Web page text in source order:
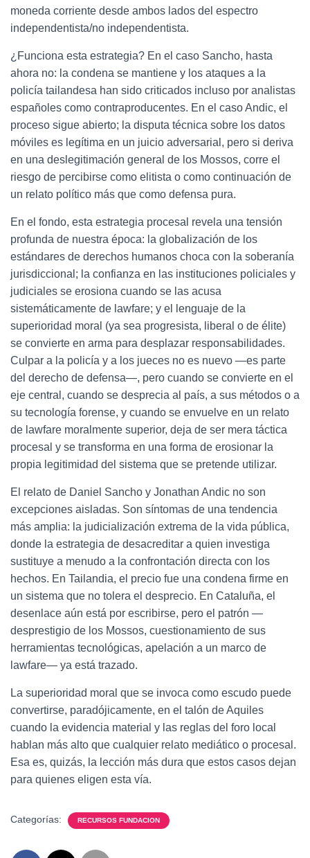
moneda corriente desde ambos lados del espectro
independentista/no independentista.
¿Funciona esta estrategia? En el caso Sancho, hasta
ahora no: la condena se mantiene y los ataques a la
policía tailandesa han sido criticados incluso por analistas
españoles como contraproducentes. En el caso Andic, el
proceso sigue abierto; la disputa técnica sobre los datos
móviles es legítima en un juicio adversarial, pero si deriva
en una deslegitimación general de los Mossos, corre el
riesgo de percibirse como elitista o como continuación de
un relato político más que como defensa pura.
En el fondo, esta estrategia procesal revela una tensión
profunda de nuestra época: la globalización de los
estándares de derechos humanos choca con la soberanía
jurisdiccional; la confianza en las instituciones policiales y
judiciales se erosiona cuando se las acusa
sistemáticamente de lawfare; y el lenguaje de la
superioridad moral (ya sea progresista, liberal o de élite)
se convierte en arma para desplazar responsabilidades.
Culpar a la policía y a los jueces no es nuevo —es parte
del derecho de defensa—, pero cuando se convierte en el
eje central, cuando se desprecia al país, a sus métodos o a
su tecnología forense, y cuando se envuelve en un relato
de lawfare moralmente superior, deja de ser mera táctica
procesal y se transforma en una forma de erosionar la
propia legitimidad del sistema que se pretende utilizar.
El relato de Daniel Sancho y Jonathan Andic no son
excepciones aisladas. Son síntomas de una tendencia
más amplia: la judicialización extrema de la vida pública,
donde la estrategia de desacreditar a quien investiga
sustituye a menudo a la confrontación directa con los
hechos. En Tailandia, el precio fue una condena firme en
un sistema que no tolera el desprecio. En Cataluña, el
desenlace aún está por escribirse, pero el patrón —
desprestigio de los Mossos, cuestionamiento de sus
herramientas tecnológicas, apelación a un marco de
lawfare— ya está trazado.
La superioridad moral que se invoca como escudo puede
convertirse, paradójicamente, en el talón de Aquiles
cuando la evidencia material y las reglas del foro local
hablan más alto que cualquier relato mediático o procesal.
Esa es, quizás, la lección más dura que estos casos dejan
para quienes eligen esta vía.
Categorías: RECURSOS FUNDACION